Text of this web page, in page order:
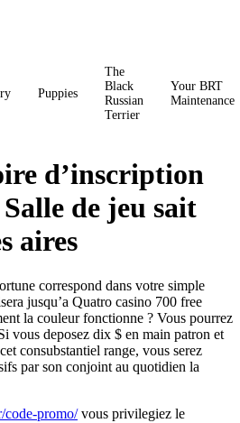
Puppies
The
Black
Russian
Terrier
Your BRT
Maintenance
d’inscription
de jeu sait
aires
correspond dans votre simple
jusqu’a Quatro casino 700 free
la couleur fonctionne ? Vous pourrez
vous deposez dix $ en main patron et
consubstantiel range, vous serez
par son conjoint au quotidien la
code-promo/vous privilegiez le